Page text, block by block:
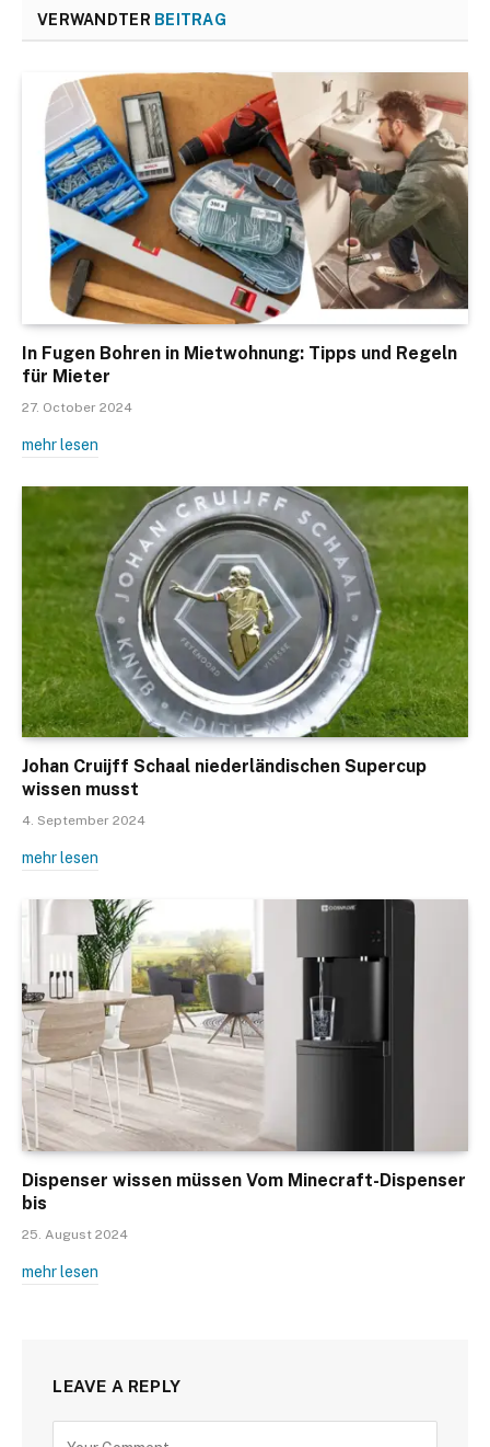
VERWANDTER BEITRAG
In Fugen Bohren in Mietwohnung: Tipps und Regeln
für Mieter
27. October 2024
mehr lesen
Johan Cruijff Schaal niederländischen Supercup
wissen musst
4. September 2024
mehr lesen
Dispenser wissen müssen Vom Minecraft-Dispenser
bis
25. August 2024
mehr lesen
LEAVE A REPLY